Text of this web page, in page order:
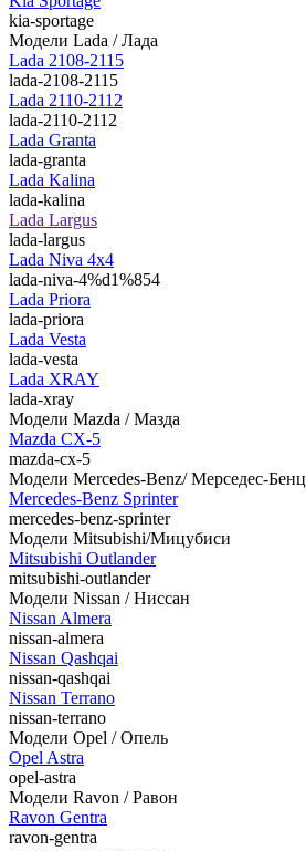
kia-sportage
Модели Lada / Лада
Lada 2108-2115
lada-2108-2115
Lada 2110-2112
lada-2110-2112
Lada Granta
lada-granta
Lada Kalina
lada-kalina
Lada Largus
lada-largus
Lada Niva 4х4
lada-niva-4%d1%854
Lada Priora
lada-priora
Lada Vesta
lada-vesta
Lada XRAY
lada-xray
Модели Mazda / Мазда
Mazda CX-5
mazda-cx-5
Модели Mercedes-Benz/ Мерседес-Бенц
Mercedes-Benz Sprinter
mercedes-benz-sprinter
Модели Mitsubishi/Мицубиси
Mitsubishi Outlander
mitsubishi-outlander
Модели Nissan / Ниссан
Nissan Almera
nissan-almera
Nissan Qashqai
nissan-qashqai
Nissan Terrano
nissan-terrano
Модели Opel / Опель
Opel Astra
opel-astra
Модели Ravon / Равон
Ravon Gentra
ravon-gentra